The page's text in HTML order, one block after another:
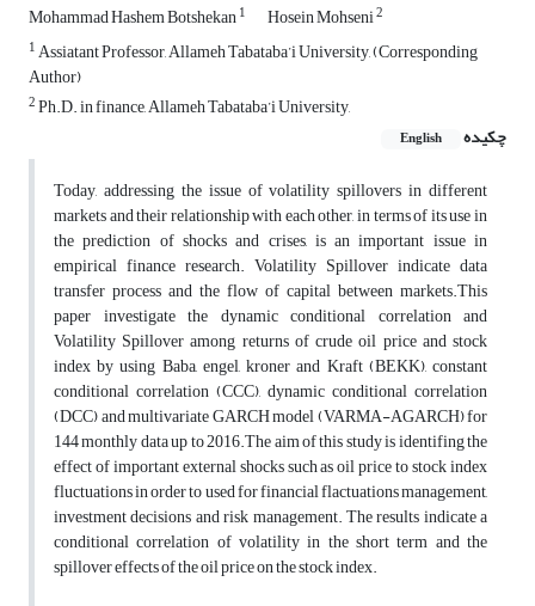
Mohammad Hashem Botshekan1 Hosein Mohseni2
1Assiatant Professor, Allameh Tabataba’i University, (Corresponding
Author)
2Ph.D. in finance, Allameh Tabataba’i University,
چکیده
English
Today, addressing the issue of volatility spillovers in different
markets and their relationship with each other, in terms of its use in
the prediction of shocks and crises, is an important issue in
empirical finance research. Volatility Spillover indicate data
transfer process and the flow of capital between markets.This
paper investigate the dynamic conditional correlation and
Volatility Spillover among returns of crude oil price and stock
index by using Baba, engel, kroner and Kraft (BEKK), constant
conditional correlation (CCC), dynamic conditional correlation
(DCC) and multivariate GARCH model (VARMA-AGARCH) for
144 monthly data up to 2016.The aim of this study is identifing the
effect of important external shocks such as oil price to stock index
fluctuations in order to used for financial flactuations management,
investment decisions and risk management. The results indicate a
conditional correlation of volatility in the short term and the
spillover effects of the oil price on the stock index.